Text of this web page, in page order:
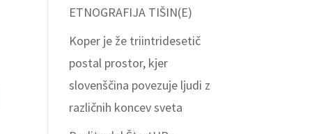
ETNOGRAFIJA TIŠIN(E)
Koper je že triintridesetič
postal prostor, kjer
slovenščina povezuje ljudi z
različnih koncev sveta